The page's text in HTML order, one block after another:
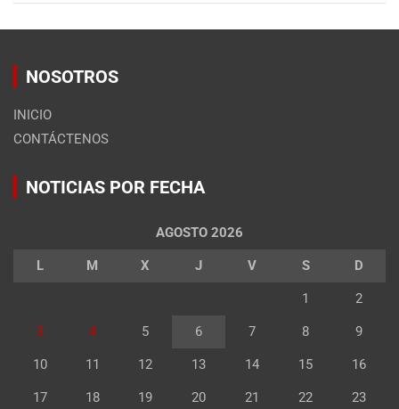
NOSOTROS
INICIO
CONTÁCTENOS
NOTICIAS POR FECHA
AGOSTO 2026
L M X J V S D
1 2
3 4 5 6 7 8 9
10 11 12 13 14 15 16
17 18 19 20 21 22 23